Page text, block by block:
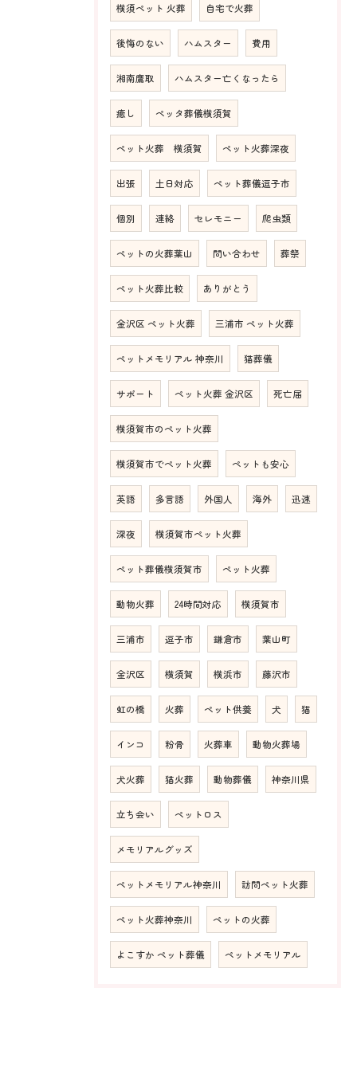
横須ペット 火葬 自宅で火葬
後悔のない ハムスター 費用
湘南鷹取 ハムスター亡くなったら
癒し ペッタ葬儀横須賀
ペット火葬 横須賀 ペット火葬深夜
出張 土日対応 ペット葬儀逗子市
個別 連絡 セレモニー 爬虫類
ペットの火葬葉山 問い合わせ 葬祭
ペット火葬比較 ありがとう
金沢区 ペット火葬 三浦市 ペット火葬
ペットメモリアル 神奈川 猫葬儀
サポート ペット火葬 金沢区 死亡届
横須賀市のペット火葬
横須賀市でペット火葬 ペットも安心
英語 多言語 外国人 海外 迅速
深夜 横須賀市ペット火葬
ペット葬儀横須賀市 ペット火葬
動物火葬 24時間対応 横須賀市
三浦市 逗子市 鎌倉市 葉山町
金沢区 横須賀 横浜市 藤沢市
虹の橋 火葬 ペット供養 犬 猫
インコ 粉骨 火葬車 動物火葬場
犬火葬 猫火葬 動物葬儀 神奈川県
立ち会い ペットロス
メモリアルグッズ
ペットメモリアル神奈川 訪問ペット火葬
ペット火葬神奈川 ペットの火葬
よこすか ペット葬儀 ペットメモリアル